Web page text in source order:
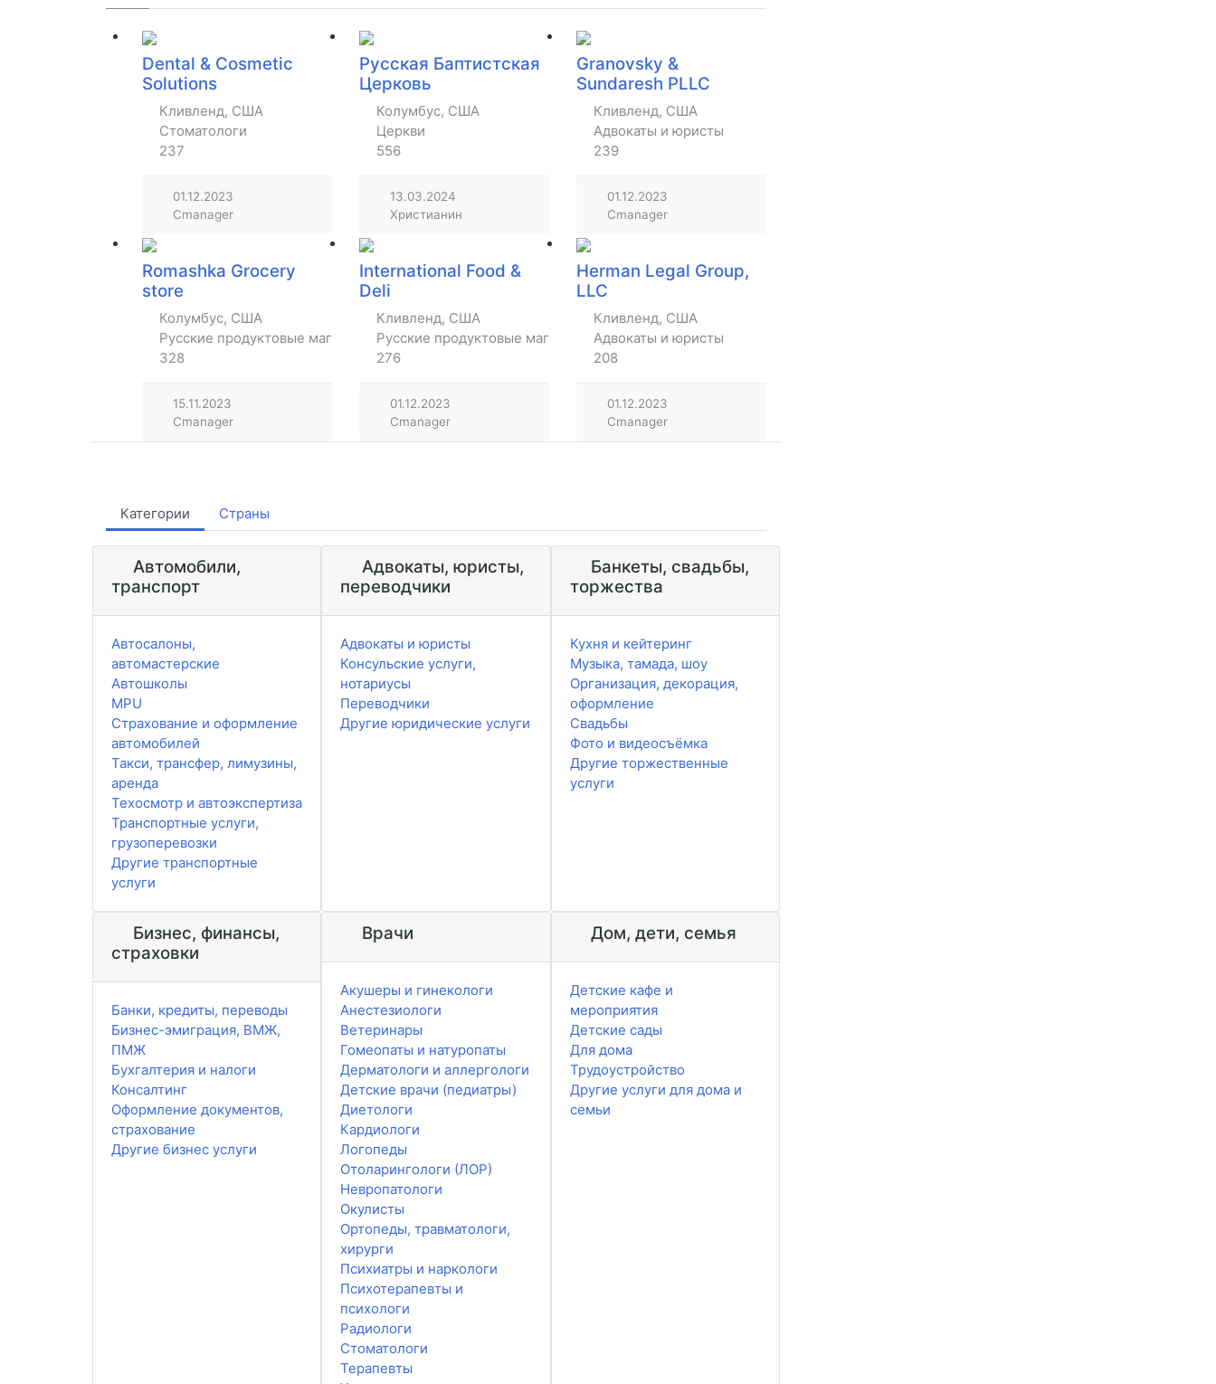
Dental & Cosmetic
Solutions
Кливленд, США
Стоматологи
237
01.12.2023
Cmanager
Русская Баптистская
Церковь
Колумбус, США
Церкви
556
13.03.2024
Христианин
Granovsky &
Sundaresh PLLC
Кливленд, США
Адвокаты и юристы
239
01.12.2023
Cmanager
Romashka Grocery
store
Колумбус, США
Русские продуктовые магазины
328
15.11.2023
Cmanager
International Food &
Deli
Кливленд, США
Русские продуктовые магазины
276
01.12.2023
Cmanager
Herman Legal Group,
LLC
Кливленд, США
Адвокаты и юристы
208
01.12.2023
Cmanager
Категории Страны
Автомобили,
транспорт
Автосалоны,
автомастерские
Автошколы
MPU
Страхование и оформление
автомобилей
Такси, трансфер, лимузины,
аренда
Техосмотр и автоэкспертиза
Транспортные услуги,
грузоперевозки
Другие транспортные
услуги
Адвокаты, юристы,
переводчики
Адвокаты и юристы
Консульские услуги,
нотариусы
Переводчики
Другие юридические услуги
Банкеты, свадьбы,
торжества
Кухня и кейтеринг
Музыка, тамада, шоу
Организация, декорация,
оформление
Свадьбы
Фото и видеосъёмка
Другие торжественные
услуги
Бизнес, финансы,
страховки
Банки, кредиты, переводы
Бизнес-эмиграция, ВМЖ,
ПМЖ
Бухгалтерия и налоги
Консалтинг
Оформление документов,
страхование
Другие бизнес услуги
Врачи
Акушеры и гинекологи
Анестезиологи
Ветеринары
Гомеопаты и натуропаты
Дерматологи и аллергологи
Детские врачи (педиатры)
Диетологи
Кардиологи
Логопеды
Отоларингологи (ЛОР)
Невропатологи
Окулисты
Ортопеды, травматологи,
хирурги
Психиатры и наркологи
Психотерапевты и
психологи
Радиологи
Стоматологи
Терапевты
Дом, дети, семья
Детские кафе и
мероприятия
Детские сады
Для дома
Трудоустройство
Другие услуги для дома и
семьи